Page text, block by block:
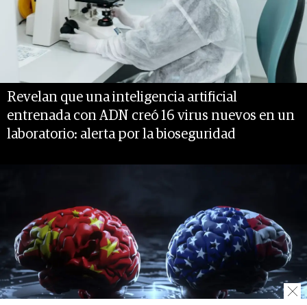
Revelan que una inteligencia artificial
entrenada con ADN creó 16 virus nuevos en un
laboratorio: alerta por la bioseguridad